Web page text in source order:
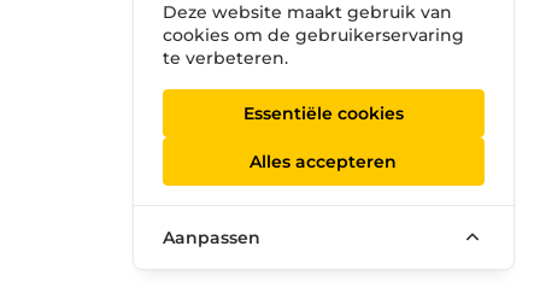
Deze website maakt gebruik van
cookies om de gebruikerservaring
te verbeteren.
Essentiële cookies
Alles accepteren
Aanpassen